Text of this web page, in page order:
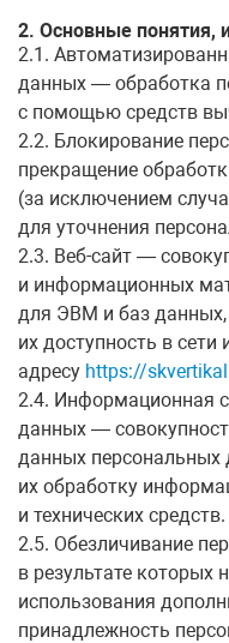
2. Основные понятия,
2.1.
данных — обработка
с помощью средств
2.2. Блокирование
прекращение
(за исключением
для уточнения
2.3. Веб-сайт —
и информационных
для ЭВМ и баз
их доступность в сети
адресу https://
2.4. Информационная
данных —
данных
их обработку
и технических средств.
2.5. Обезличивание
в результате которых
использования
принадлежность